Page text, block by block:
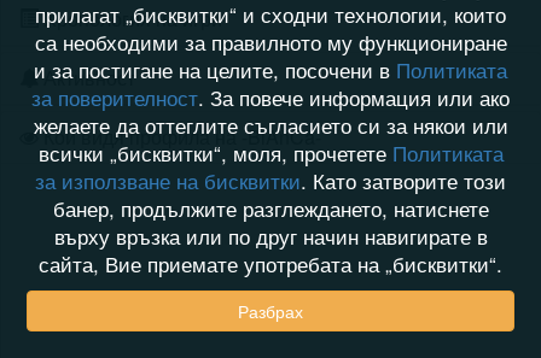
Хронология на игри
Активност
Кой видя профила на -BiAnCa-
прилагат „бисквитки“ и сходни технологии, които
са необходими за правилното му функциониране
и за постигане на целите, посочени в Политиката
за поверителност. За повече информация или ако
желаете да оттеглите съгласието си за някои или
всички „бисквитки“, моля, прочетете Политиката
за използване на бисквитки. Като затворите този
банер, продължите разглеждането, натиснете
върху връзка или по друг начин навигирате в
сайта, Вие приемате употребата на „бисквитки“.
Разбрах